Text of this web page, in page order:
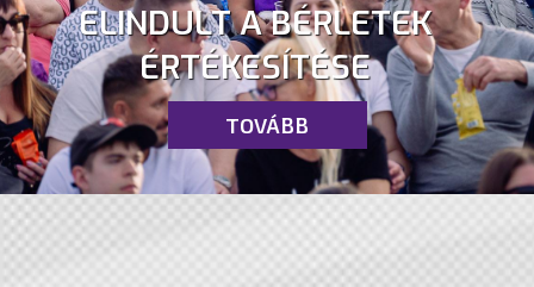
ELINDULT A BÉRLETEK
ÉRTÉKESÍTÉSE
TOVÁBB